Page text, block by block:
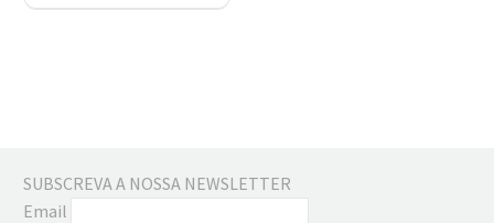
Mixer[:]
SUBSCREVA A NOSSA NEWSLETTER
Email